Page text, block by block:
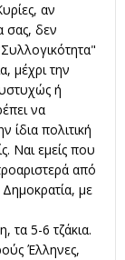
αν
σας, δεν
μέχρι την
ή
να
ίδια πολιτική
Ναι εμείς που
από
με
τα 5-6 τζάκια.
Έλληνες,